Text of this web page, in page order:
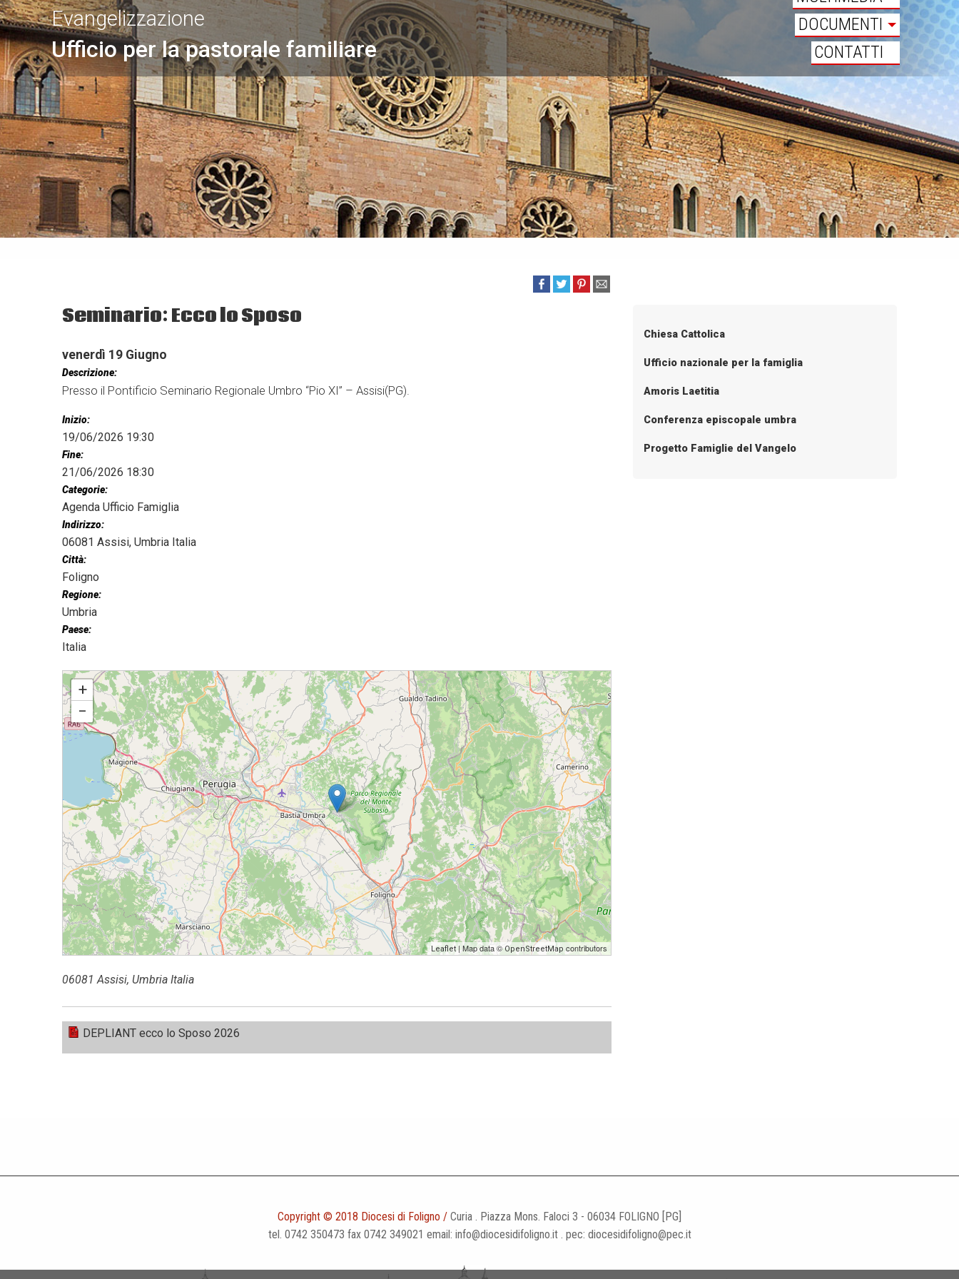
Ufficio per la pastorale familiare
Evangelizzazione
DOCUMENTI
CONTATTI
Seminario: Ecco lo Sposo
venerdì 19 Giugno
Descrizione:
Presso il Pontificio Seminario Regionale Umbro “Pio XI” – Assisi(PG).
Inizio:
19/06/2026 19:30
Fine:
21/06/2026 18:30
Categorie:
Agenda Ufficio Famiglia
Indirizzo:
06081 Assisi, Umbria Italia
Città:
Foligno
Regione:
Umbria
Paese:
Italia
Seminario: Ecco lo Sposo
+
−
Leaflet| Map data © OpenStreetMap contributors
06081 Assisi, Umbria Italia
DEPLIANT ecco lo Sposo 2026
Chiesa Cattolica
Ufficio nazionale per la famiglia
Amoris Laetitia
Conferenza episcopale umbra
Progetto Famiglie del Vangelo
Copyright © 2018 Diocesi di Foligno / Curia . Piazza Mons. Faloci 3 - 06034 FOLIGNO [PG]
tel. 0742 350473 fax 0742 349021 email: info@diocesidifoligno.it . pec: diocesidifoligno@pec.it